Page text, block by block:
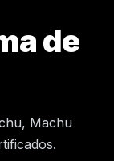
de
Machu